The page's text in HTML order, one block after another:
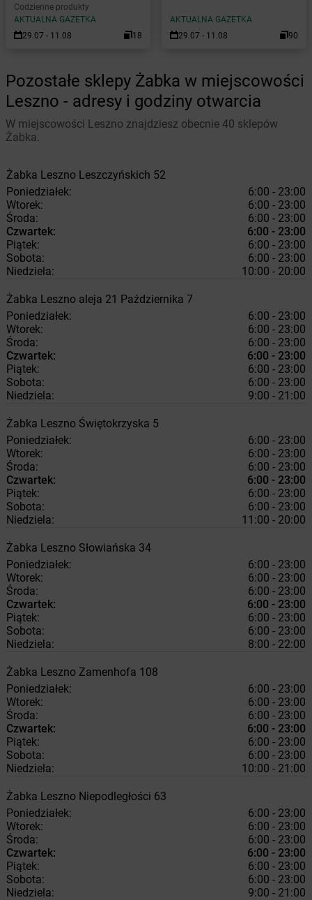
Codzienne produkty
AKTUALNA GAZETKA
29.07 - 11.08
18
AKTUALNA GAZETKA
29.07 - 11.08
90
Pozostałe sklepy Żabka w miejscowości
Leszno - adresy i godziny otwarcia
W miejscowości Leszno znajdziesz obecnie 40 sklepów
Żabka.
Żabka Leszno Leszczyńskich 52
Poniedziałek:
6:00 - 23:00
Wtorek:
6:00 - 23:00
Środa:
6:00 - 23:00
Czwartek:
6:00 - 23:00
Piątek:
6:00 - 23:00
Sobota:
6:00 - 23:00
Niedziela:
10:00 - 20:00
Żabka Leszno aleja 21 Października 7
Poniedziałek:
6:00 - 23:00
Wtorek:
6:00 - 23:00
Środa:
6:00 - 23:00
Czwartek:
6:00 - 23:00
Piątek:
6:00 - 23:00
Sobota:
6:00 - 23:00
Niedziela:
9:00 - 21:00
Żabka Leszno Świętokrzyska 5
Poniedziałek:
6:00 - 23:00
Wtorek:
6:00 - 23:00
Środa:
6:00 - 23:00
Czwartek:
6:00 - 23:00
Piątek:
6:00 - 23:00
Sobota:
6:00 - 23:00
Niedziela:
11:00 - 20:00
Żabka Leszno Słowiańska 34
Poniedziałek:
6:00 - 23:00
Wtorek:
6:00 - 23:00
Środa:
6:00 - 23:00
Czwartek:
6:00 - 23:00
Piątek:
6:00 - 23:00
Sobota:
6:00 - 23:00
Niedziela:
8:00 - 22:00
Żabka Leszno Zamenhofa 108
Poniedziałek:
6:00 - 23:00
Wtorek:
6:00 - 23:00
Środa:
6:00 - 23:00
Czwartek:
6:00 - 23:00
Piątek:
6:00 - 23:00
Sobota:
6:00 - 23:00
Niedziela:
10:00 - 21:00
Żabka Leszno Niepodległości 63
Poniedziałek:
6:00 - 23:00
Wtorek:
6:00 - 23:00
Środa:
6:00 - 23:00
Czwartek:
6:00 - 23:00
Piątek:
6:00 - 23:00
Sobota:
6:00 - 23:00
Niedziela:
9:00 - 21:00